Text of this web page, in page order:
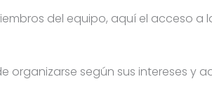
del equipo, aquí el acceso a
organizarse según sus intereses y